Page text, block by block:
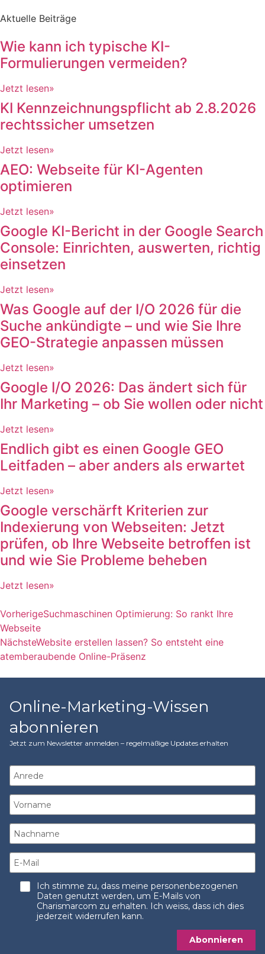
Aktuelle Beiträge
Wie kann ich typische KI-
Formulierungen vermeiden?
Jetzt lesen»
KI Kennzeichnungspflicht ab 2.8.2026
rechtssicher umsetzen
Jetzt lesen»
AEO: Webseite für KI-Agenten
optimieren
Jetzt lesen»
Google KI-Bericht in der Google Search
Console: Einrichten, auswerten, richtig
einsetzen
Jetzt lesen»
Was Google auf der I/O 2026 für die
Suche ankündigte – und wie Sie Ihre
GEO-Strategie anpassen müssen​
Jetzt lesen»
Google I/O 2026: Das ändert sich für
Ihr Marketing – ob Sie wollen oder nicht
Jetzt lesen»
Endlich gibt es einen Google GEO
Leitfaden – aber anders als erwartet
Jetzt lesen»
Google verschärft Kriterien zur
Indexierung von Webseiten: Jetzt
prüfen, ob Ihre Webseite betroffen ist
und wie Sie Probleme beheben
Jetzt lesen»
VorherigeSuchmaschinen Optimierung: So rankt Ihre
Webseite
NächsteWebsite erstellen lassen? So entsteht eine
atemberaubende Online-Präsenz
Online-Marketing-Wissen
abonnieren
Jetzt zum Newsletter anmelden – regelmäßige Updates erhalten
Ich stimme zu, dass meine personenbezogenen
Daten genutzt werden, um E-Mails von
Charismarcom zu erhalten. Ich weiss, dass ich dies
jederzeit widerrufen kann.
Abonnieren